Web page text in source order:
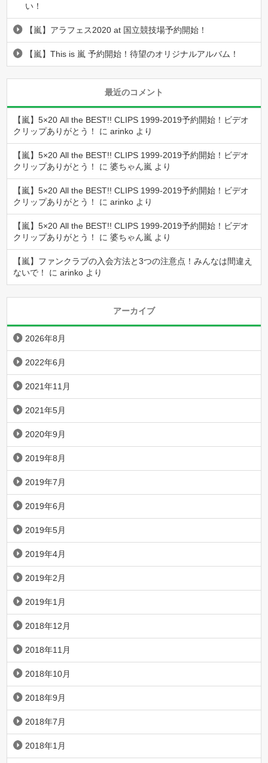
い！
【嵐】アラフェス2020 at 国立競技場予約開始！
【嵐】This is 嵐 予約開始！待望のオリジナルアルバム！
最近のコメント
【嵐】5×20 All the BEST!! CLIPS 1999-2019予約開始！ビデオ
クリップありがとう！
にarinko より
【嵐】5×20 All the BEST!! CLIPS 1999-2019予約開始！ビデオ
クリップありがとう！
に婆ちゃん嵐 より
【嵐】5×20 All the BEST!! CLIPS 1999-2019予約開始！ビデオ
クリップありがとう！
にarinko より
【嵐】5×20 All the BEST!! CLIPS 1999-2019予約開始！ビデオ
クリップありがとう！
に婆ちゃん嵐 より
【嵐】ファンクラブの入会方法と3つの注意点！みんなは間違え
ないで！
にarinko より
アーカイブ
2026年8月
2022年6月
2021年11月
2021年5月
2020年9月
2019年8月
2019年7月
2019年6月
2019年5月
2019年4月
2019年2月
2019年1月
2018年12月
2018年11月
2018年10月
2018年9月
2018年7月
2018年1月